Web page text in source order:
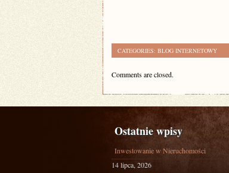
CATEGORIES: BLOG INTERNETOWY
Comments are closed.
Ostatnie wpisy
Inwestowanie w Nieruchomości
14 lipca, 2026